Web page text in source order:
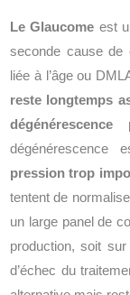
Le Glaucome est
seconde cause de
liée à l’âge ou
reste longtemps
dégénérescence
pression trop
tentent de
un large panel de
production, soit sur
d’échec du